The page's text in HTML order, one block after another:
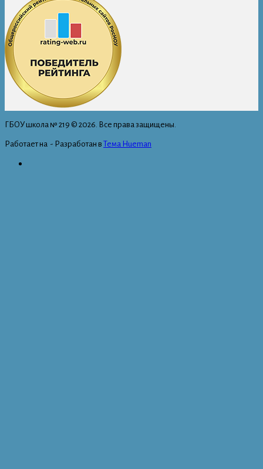
ГБОУ школа № 219 © 2026. Все права защищены.
Работает на - Разработан в Тема Hueman